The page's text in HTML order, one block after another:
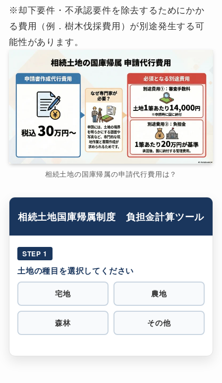
※却下要件・不承認要件を除去するためにかか
る費用（例．樹木伐採費用）が別途発生する可
能性があります。
相続土地の国庫帰属の申請代行費用は？
相続土地国庫帰属制度 負担金計算ツール
STEP 1
土地の種目を選択してください
宅地 農地
森林 その他